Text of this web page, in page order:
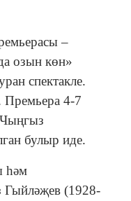
–
озын көн»
спектакле.
Премьера 4-7
булыр иде.
һәм
Гыйләҗев (1928-